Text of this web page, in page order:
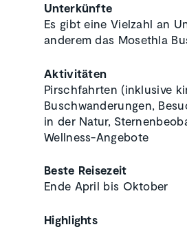
Unterkünfte
Es gibt eine Vielzahl an
anderem das Mosethla
Aktivitäten
Pirschfahrten (inklusive
Buschwanderungen,
in der Natur,
Wellness-Angebote
Beste Reisezeit
Ende April bis Oktober
Highlights